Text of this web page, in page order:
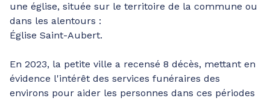
une église, située sur le territoire de la commune ou
dans les alentours :
Église Saint-Aubert.
En 2023, la petite ville a recensé 8 décès, mettant en
évidence l'intérêt des services funéraires des
environs pour aider les personnes dans ces périodes